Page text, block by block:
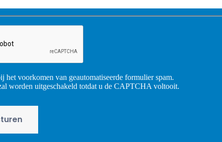
voorkomen van geautomatiseerde formulier spam.
worden uitgeschakeld totdat u de CAPTCHA voltooit.